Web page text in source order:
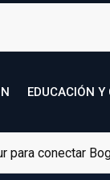
EDUCACIÓN Y
para conectar